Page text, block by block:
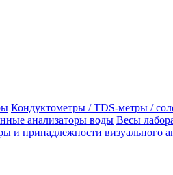
Кондуктометры / TDS-метры /
анализаторы воды Весы
и принадлежности визуального